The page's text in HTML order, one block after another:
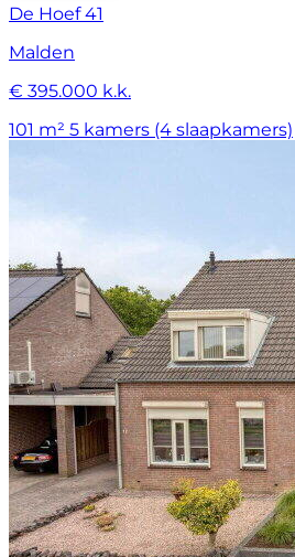
De Hoef 41
Malden
€ 395.000 k.k.
101 m² 5 kamers (4 slaapkamers)